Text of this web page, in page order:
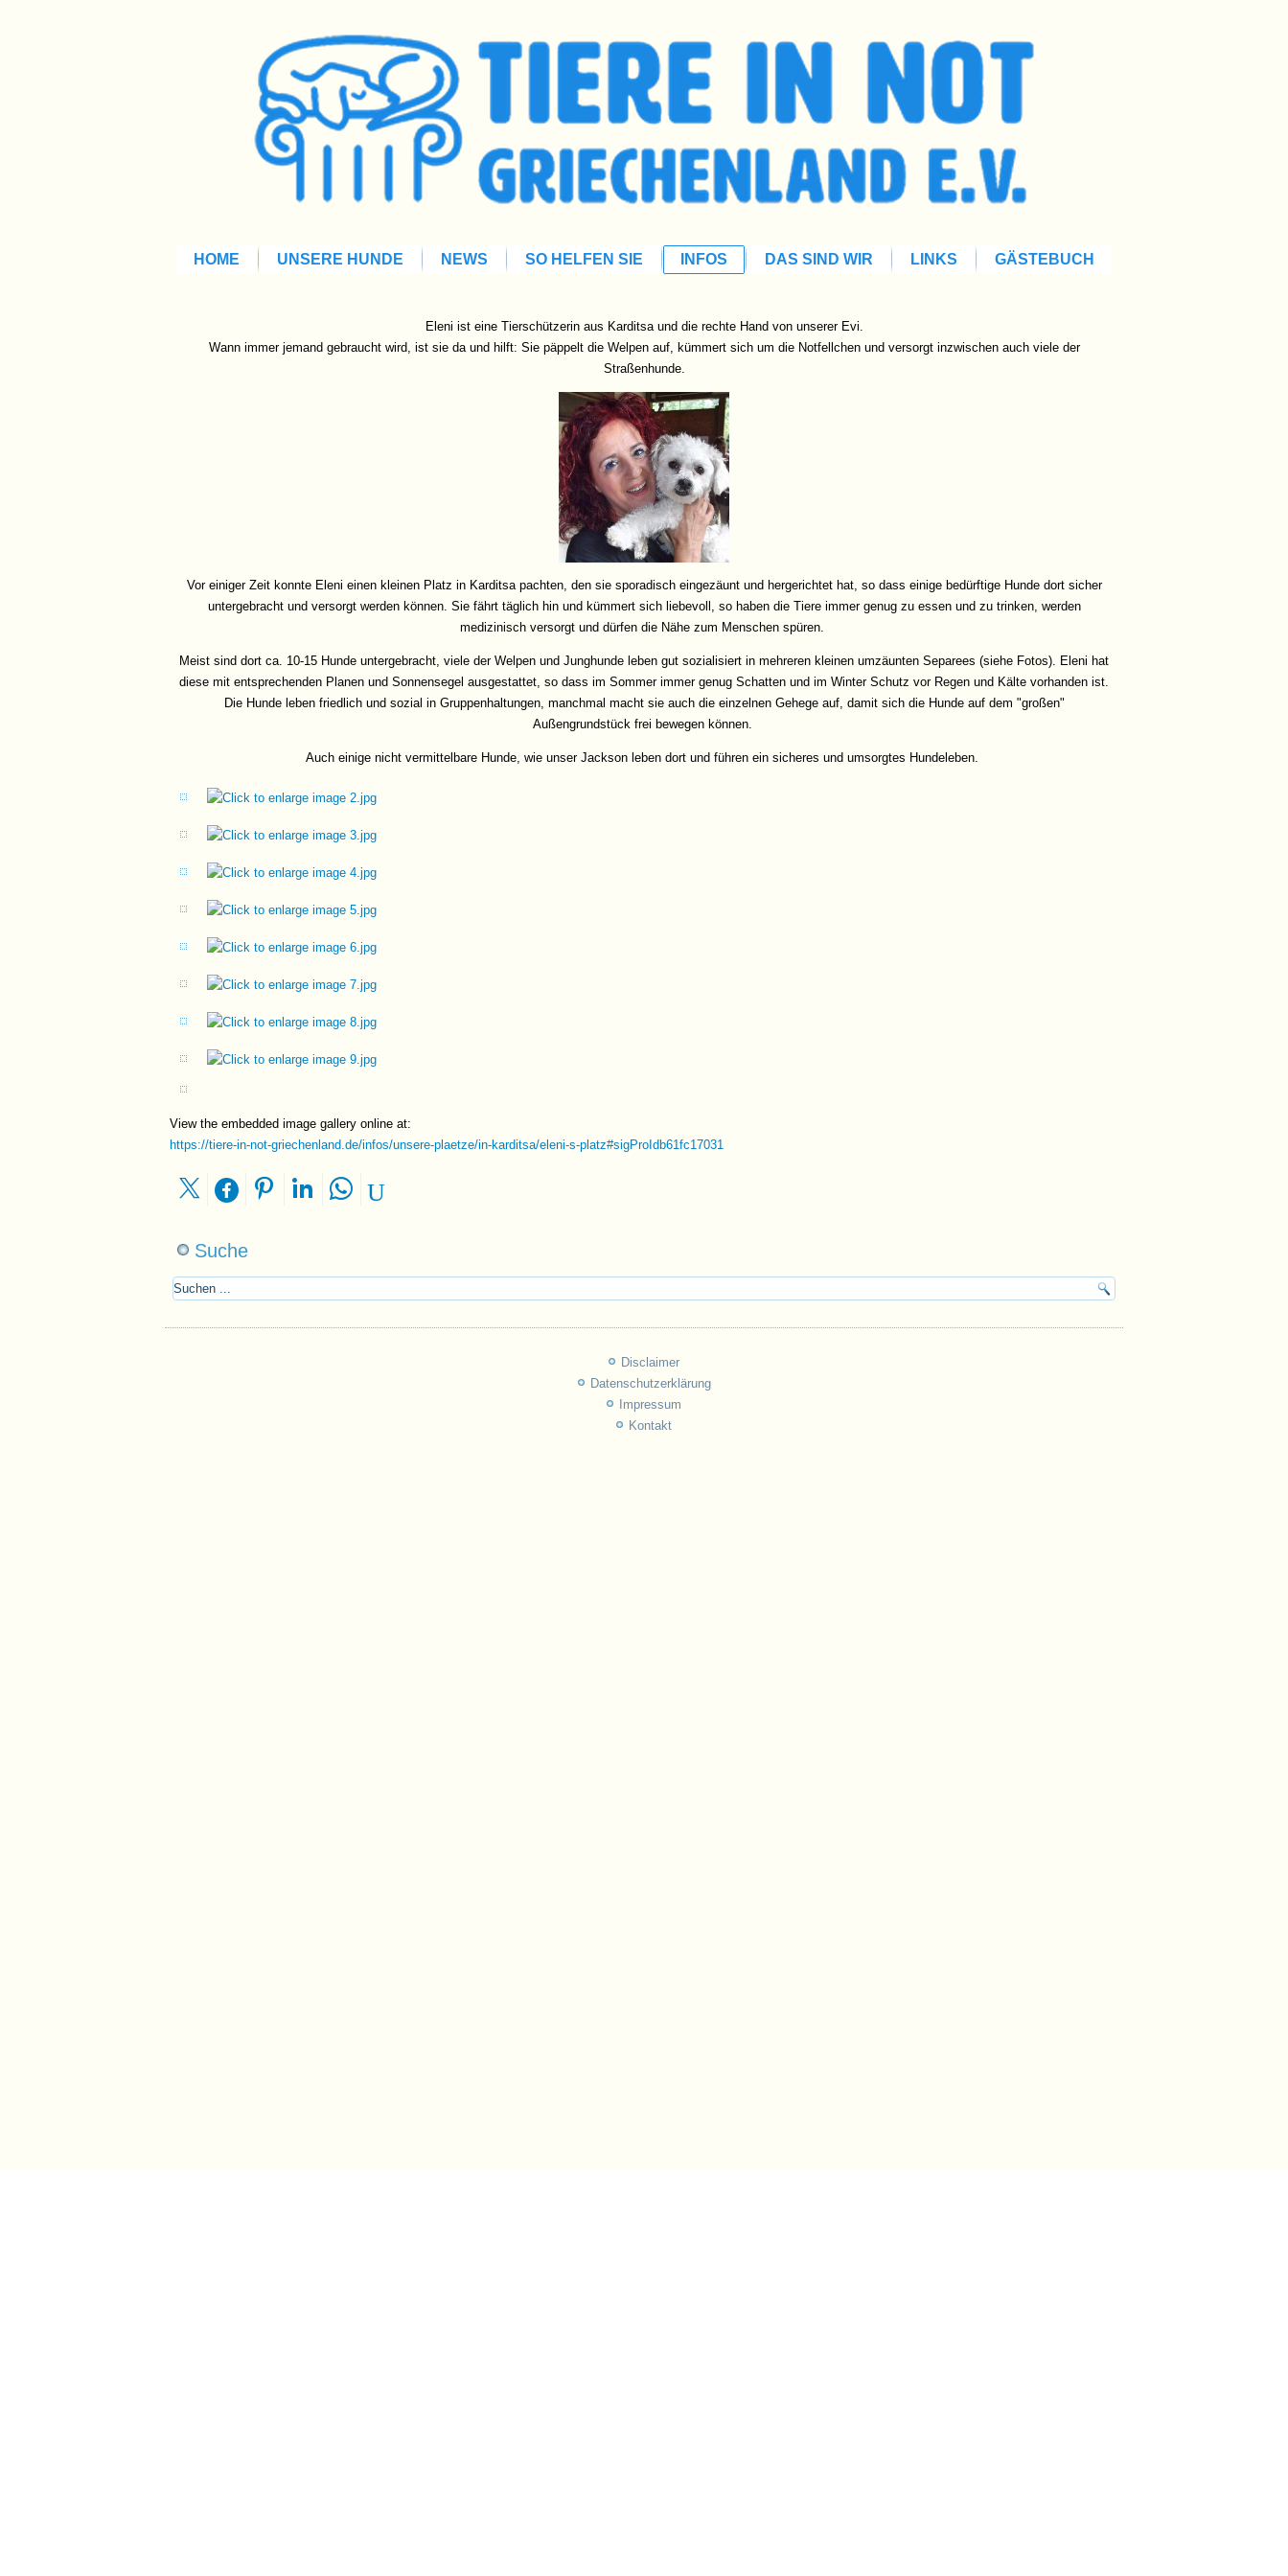
HOME UNSERE HUNDE NEWS SO HELFEN SIE INFOS DAS SIND WIR LINKS GÄSTEBUCH
Eleni ist eine Tierschützerin aus Karditsa und die rechte Hand von unserer Evi.
Wann immer jemand gebraucht wird, ist sie da und hilft: Sie päppelt die Welpen auf, kümmert sich um die Notfellchen und versorgt inzwischen auch viele der
Straßenhunde.
Vor einiger Zeit konnte Eleni einen kleinen Platz in Karditsa pachten, den sie sporadisch eingezäunt und hergerichtet hat, so dass einige bedürftige Hunde dort sicher
untergebracht und versorgt werden können. Sie fährt täglich hin und kümmert sich liebevoll, so haben die Tiere immer genug zu essen und zu trinken, werden
medizinisch versorgt und dürfen die Nähe zum Menschen spüren.
Meist sind dort ca. 10-15 Hunde untergebracht, viele der Welpen und Junghunde leben gut sozialisiert in mehreren kleinen umzäunten Separees (siehe Fotos). Eleni hat
diese mit entsprechenden Planen und Sonnensegel ausgestattet, so dass im Sommer immer genug Schatten und im Winter Schutz vor Regen und Kälte vorhanden ist.
Die Hunde leben friedlich und sozial in Gruppenhaltungen, manchmal macht sie auch die einzelnen Gehege auf, damit sich die Hunde auf dem "großen"
Außengrundstück frei bewegen können.
Auch einige nicht vermittelbare Hunde, wie unser Jackson leben dort und führen ein sicheres und umsorgtes Hundeleben.
View the embedded image gallery online at:
https://tiere-in-not-griechenland.de/infos/unsere-plaetze/in-karditsa/eleni-s-platz#sigProIdb61fc17031
Suche
Disclaimer
Datenschutzerklärung
Impressum
Kontakt